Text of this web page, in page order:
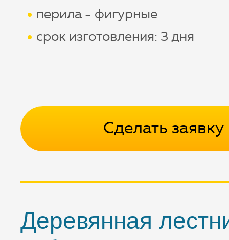
Сделать заявку
перила - фигурные
срок изготовления: 3 дня
Деревянная